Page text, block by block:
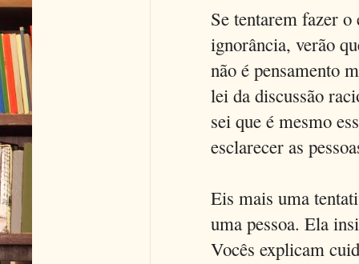
Se tentarem fazer
ignorância, verão
não é pensamento
lei da discussão
sei que é mesmo
esclarecer as
Eis mais uma
uma pessoa. Ela
Vocês explicam